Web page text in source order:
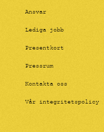
Ansvar
Lediga jobb
Presentkort
Pressrum
Kontakta oss
Vår integritetspolicy